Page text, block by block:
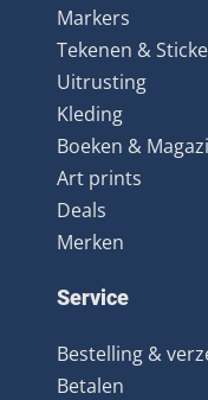
Markers
Tekenen &
Uitrusting
Kleding
Boeken &
Art prints
Deals
Merken
Service
Bestelling &
Betalen